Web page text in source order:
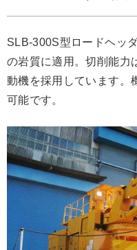
SLB-300S型ロードヘッ
の岩質に適用。切削能力
動機を採用しています。
可能です。